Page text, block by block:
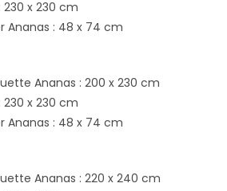
230 x 230 cm
Ananas : 48 x 74 cm
Ananas : 200 x 230 cm
230 x 230 cm
Ananas : 48 x 74 cm
Ananas : 220 x 240 cm